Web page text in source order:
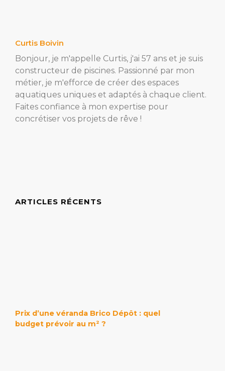
Curtis Boivin
Bonjour, je m'appelle Curtis, j'ai 57 ans et je suis
constructeur de piscines. Passionné par mon
métier, je m'efforce de créer des espaces
aquatiques uniques et adaptés à chaque client.
Faites confiance à mon expertise pour
concrétiser vos projets de rêve !
ARTICLES RÉCENTS
Prix d’une véranda Brico Dépôt : quel
budget prévoir au m² ?